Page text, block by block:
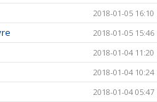
2018-01-05 16:10
2018-01-05 15:46
2018-01-04 11:20
2018-01-04 10:24
2018-01-04 05:47